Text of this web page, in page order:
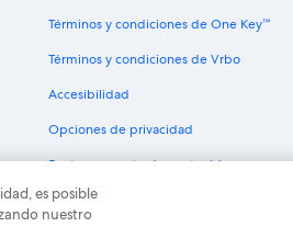
Hoteles cerca de Parque estatal de
Hoteles baratos en Milan
Términos y condiciones de One Key™
Términos y condiciones de Vrbo
Accesibilidad
Opciones de privacidad
Pautas y reporte de contenido
el logo de Expedia son marcas registradas o
es posible
nuestro